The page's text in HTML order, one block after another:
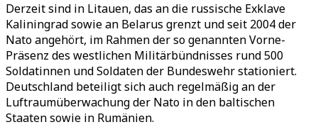
Derzeit sind in Litauen, das an die russische Exklave
Kaliningrad sowie an Belarus grenzt und seit 2004 der
Nato angehört, im Rahmen der so genannten Vorne-
Präsenz des westlichen Militärbündnisses rund 500
Soldatinnen und Soldaten der Bundeswehr stationiert.
Deutschland beteiligt sich auch regelmäßig an der
Luftraumüberwachung der Nato in den baltischen
Staaten sowie in Rumänien.